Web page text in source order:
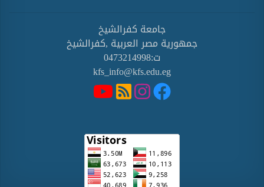
جامعة كفرالشيخ
جمهورية مصر العربية ,كفرالشيخ
ت:0473214998
kfs_info@kfs.edu.eg